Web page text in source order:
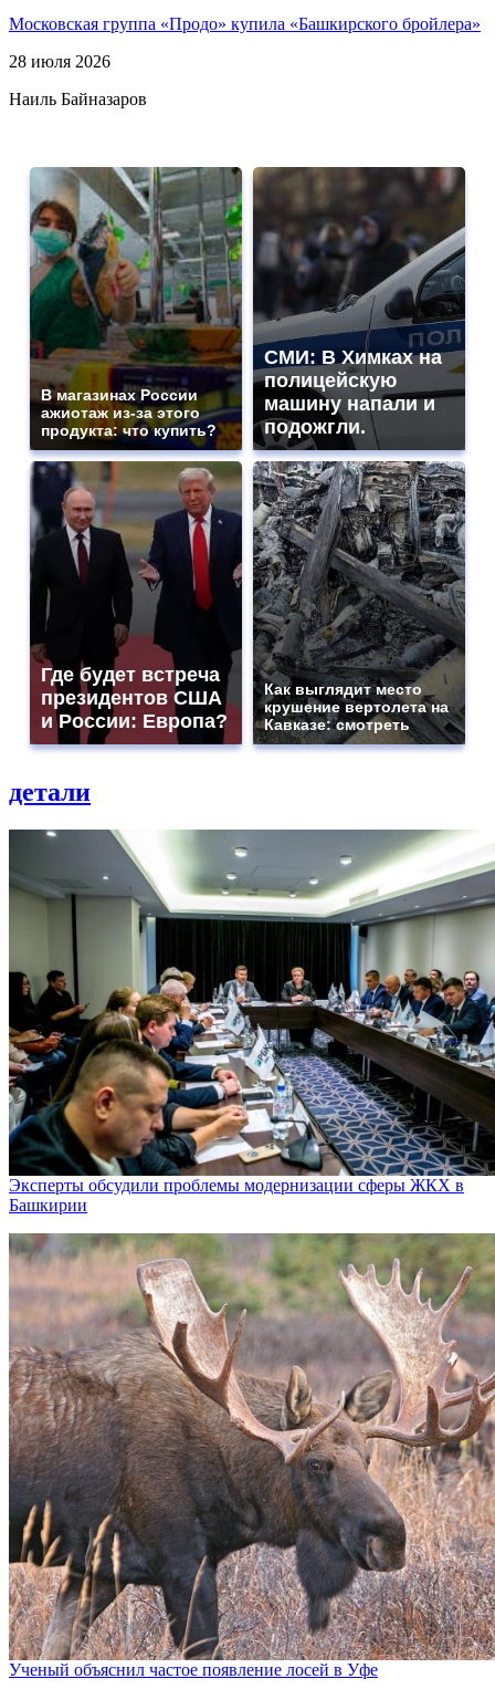
Московская группа «Продо» купила «Башкирского бройлера»
28 июля 2026
Наиль Байназаров
В магазинах России
ажиотаж из-за этого
продукта: что купить?
СМИ: В Химках на
полицейскую
машину напали и
подожгли.
Где будет встреча
президентов США
и России: Европа?
Как выглядит место
крушение вертолета на
Кавказе: смотреть
детали
Эксперты обсудили проблемы модернизации сферы ЖКХ в
Башкирии
Ученый объяснил частое появление лосей в Уфе